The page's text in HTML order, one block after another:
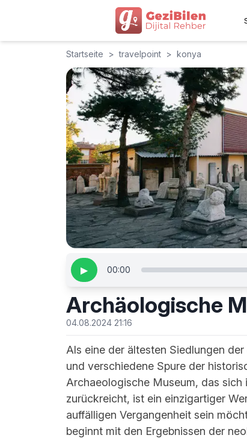
Startseite > travelpoint > konya
▶ 00:00
Archäologische
04.08.2024 21:16
Als eine der ältesten Siedlungen
und verschiedene Spure der
Archaeologische Museum, das
zurückreicht, ist ein einzigartiger
auffälligen Vergangenheit sein
beginnt mit den Ergebnissen der